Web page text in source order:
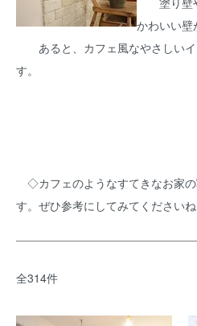
かわいい壁
あると、カフェ風なやさしいイ
す。
◇カフェのようなすてきなお家
す。ぜひ参考にしてみてくださいね
全314件